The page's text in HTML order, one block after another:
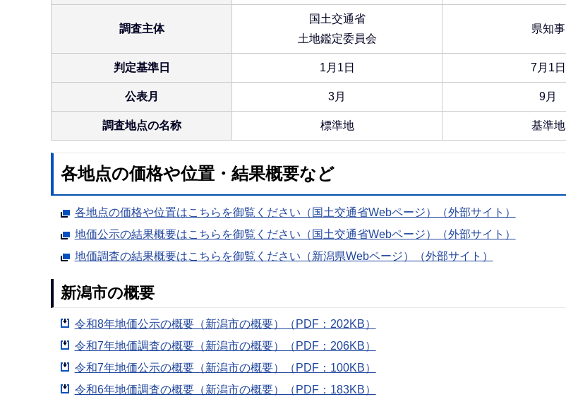
調査主体
国土交通省
土地鑑定委員会
県知事
判定基準日 1月1日 7月1日
公表月 3月 9月
調査地点の名称 標準地 基準地
各地点の価格や位置・結果概要など
各地点の価格や位置はこちらを御覧ください（国土交通省Webページ）（外部サイト）
地価公示の結果概要はこちらを御覧ください（国土交通省Webページ）（外部サイト）
地価調査の結果概要はこちらを御覧ください（新潟県Webページ）（外部サイト）
新潟市の概要
令和8年地価公示の概要（新潟市の概要）（PDF：202KB）
令和7年地価調査の概要（新潟市の概要）（PDF：206KB）
令和7年地価公示の概要（新潟市の概要）（PDF：100KB）
令和6年地価調査の概要（新潟市の概要）（PDF：183KB）